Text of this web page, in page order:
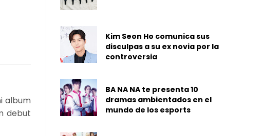
album
debut
Kim Seon Ho comunica sus
disculpas a su ex novia por la
controversia
BA NA NA te presenta 10
dramas ambientados en el
mundo de los esports